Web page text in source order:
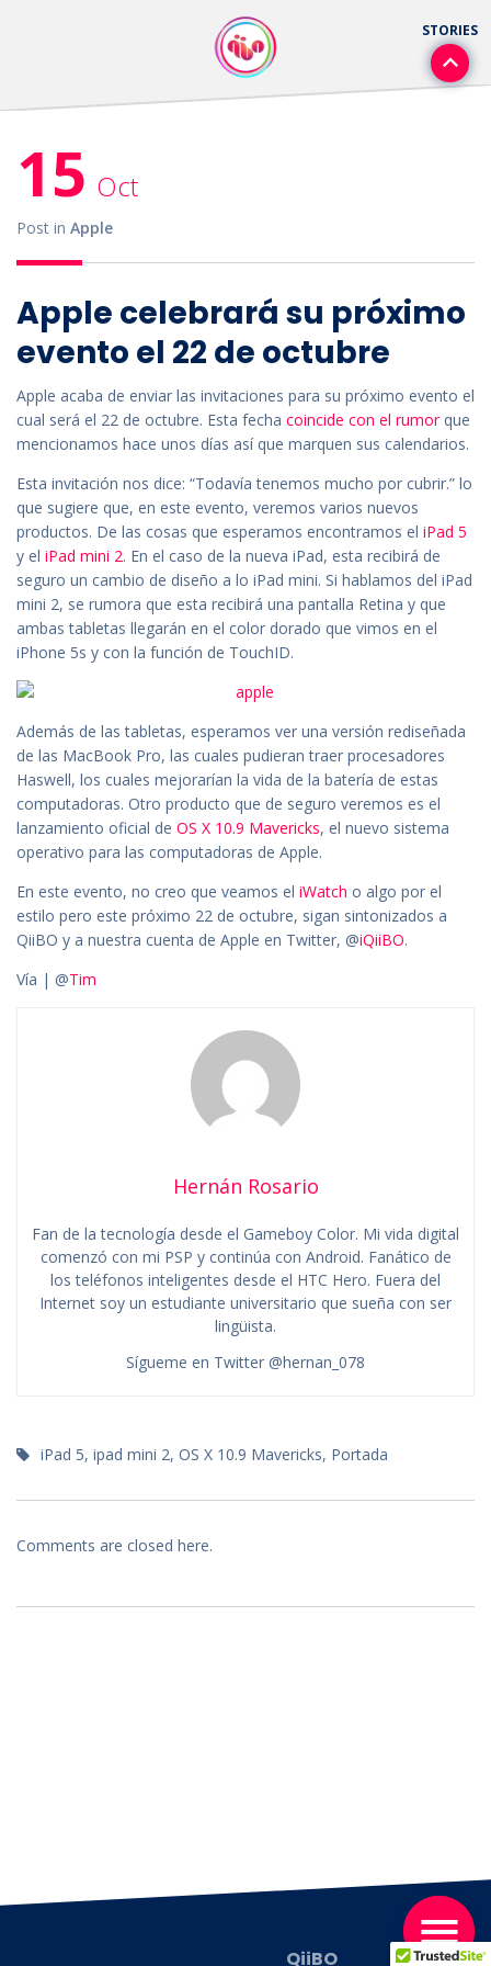
15 Oct
Post in Apple
Apple celebrará su próximo
evento el 22 de octubre
Apple acaba de enviar las invitaciones para su próximo evento el
cual será el 22 de octubre. Esta fecha coincide con el rumorque
mencionamos hace unos días así que marquen sus calendarios.
Esta invitación nos dice: “Todavía tenemos mucho por cubrir.” lo
que sugiere que, en este evento, veremos varios nuevos
productos. De las cosas que esperamos encontramos el iPad 5
y el iPad mini 2. En el caso de la nueva iPad, esta recibirá de
seguro un cambio de diseño a lo iPad mini. Si hablamos del iPad
mini 2, se rumora que esta recibirá una pantalla Retina y que
ambas tabletas llegarán en el color dorado que vimos en el
iPhone 5s y con la función de TouchID.
Además de las tabletas, esperamos ver una versión rediseñada
de las MacBook Pro, las cuales pudieran traer procesadores
Haswell, los cuales mejorarían la vida de la batería de estas
computadoras. Otro producto que de seguro veremos es el
lanzamiento oficial de OS X 10.9 Mavericks, el nuevo sistema
operativo para las computadoras de Apple.
En este evento, no creo que veamos el iWatch o algo por el
estilo pero este próximo 22 de octubre, sigan sintonizados a
QiiBO y a nuestra cuenta de Apple en Twitter, @iQiiBO.
Vía | @Tim
Hernán Rosario
Fan de la tecnología desde el Gameboy Color. Mi vida digital
comenzó con mi PSP y continúa con Android. Fanático de
los teléfonos inteligentes desde el HTC Hero. Fuera del
Internet soy un estudiante universitario que sueña con ser
lingüista.
Sígueme en Twitter @hernan_078
iPad 5, ipad mini 2, OS X 10.9 Mavericks, Portada
Comments are closed here.
QiiBO